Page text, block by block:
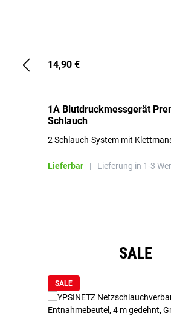
14,90 €
1A Blutdruckmessgerät
Schlauch
2 Schlauch-System mit
Lieferbar | Lieferung in 1-3
SALE
SALE